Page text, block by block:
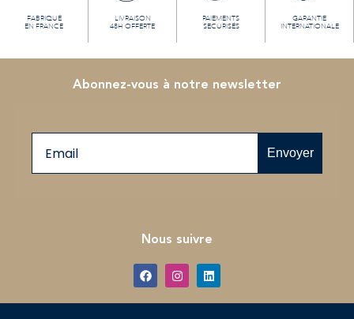
FABRIQUÉ
EN FRANCE
LIVRAISON
48H OFFERTE
PAIEMENTS
SECURISÉS
GARANTIE
INTERNATIONALE
Abonnez-vous à notre newsletter
Envoyer
Nous suivre